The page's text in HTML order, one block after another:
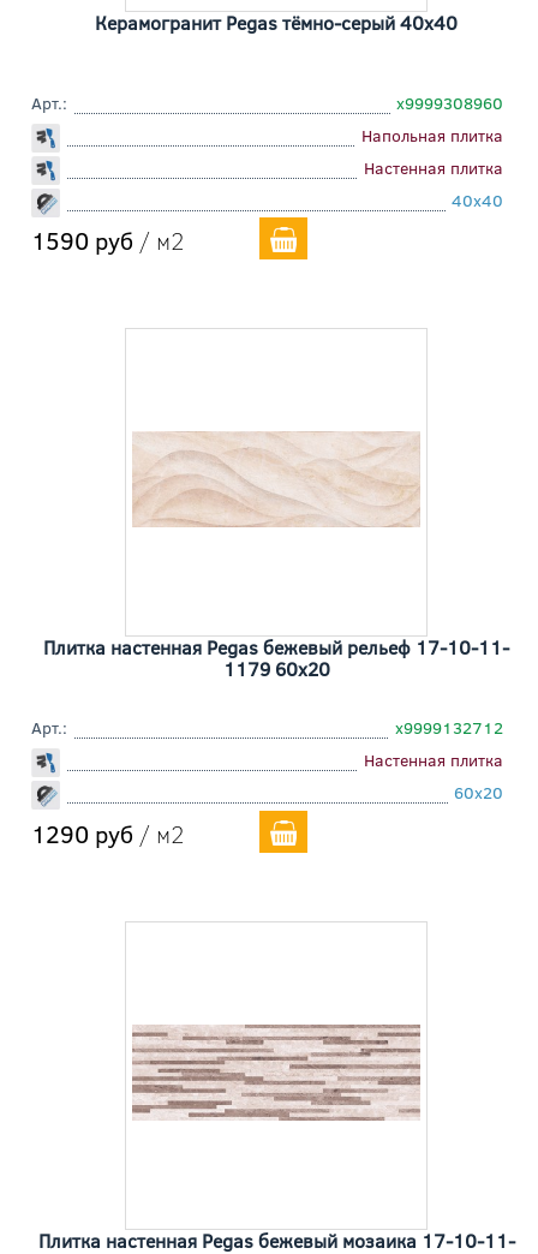
Керамогранит Pegas тёмно-серый 40x40
Арт.:
х9999308960
Напольная плитка
Настенная плитка
40x40
1590 руб / м2
Плитка настенная Pegas бежевый рельеф 17-10-11-
1179 60x20
Арт.:
х9999132712
Настенная плитка
60x20
1290 руб / м2
Плитка настенная Pegas бежевый мозаика 17-10-11-